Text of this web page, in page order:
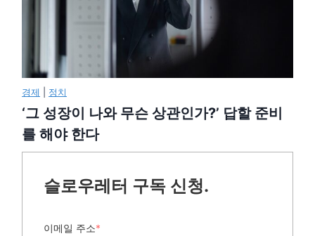
경제 정치
‘그 성장이 나와 무슨 상관인가?’ 답할 준비
를 해야 한다
슬로우레터 구독 신청.
이메일 주소*